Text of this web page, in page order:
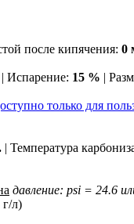
после кипячения: 0
| Испарение: 15 % |
только для
| Температура
давление: psi = 24.6
л)